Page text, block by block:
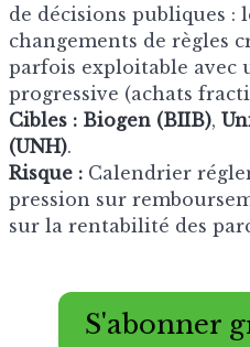
de décisions publiques :
changements de règles
parfois exploitable avec
progressive (achats
Cibles : Biogen (BIIB),
(UNH).
Risque : Calendrier
pression sur
sur la rentabilité des
S'abonner